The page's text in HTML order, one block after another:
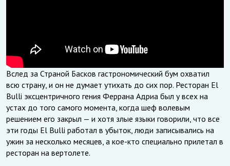
Вслед за Страной Басков гастрономический бум охватил
всю страну, и он не думает утихать до сих пор. Ресторан El
Bulli эксцентричного гения Феррана Адриа был у всех на
устах до того самого момента, когда шеф волевым
решением его закрыл — и хотя злые языки говорили, что все
эти годы El Bulli работал в убыток, люди записывались на
ужин за несколько месяцев, а кое-кто специально прилетал в
ресторан на вертолете.